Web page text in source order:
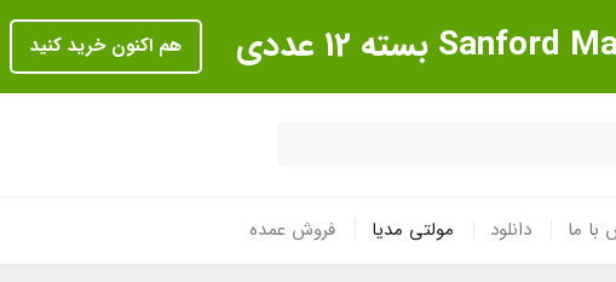
هم اکنون خرید کنید
با ما دانلود مولتی مدیا فروش عمده